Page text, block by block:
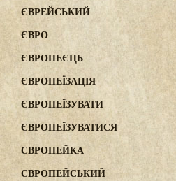
ЄВРЕЙСЬКИЙ
ЄВРО
ЄВРОПЕЄЦЬ
ЄВРОПЕЇЗАЦІЯ
ЄВРОПЕЇЗУВАТИ
ЄВРОПЕЇЗУВАТИСЯ
ЄВРОПЕЙКА
ЄВРОПЕЙСЬКИЙ